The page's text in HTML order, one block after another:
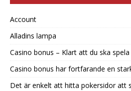
Account
Alladins lampa
Casino bonus – Klart att du ska
Casino bonus har fortfarande en
Det är enkelt att hitta pokersidor att